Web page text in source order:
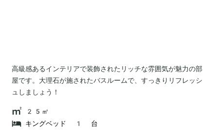
高級感あるインテリアで装飾されたリッチな雰囲気が魅力の部
屋です。大理石が施されたバスルームで、すっきりリフレッシ
ュしましょう！
25㎡
キングベッド 1 台